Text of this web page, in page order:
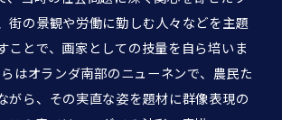
街の景観や労働に勤しむ人々などを主題
ことで、画家としての技量を自ら培いま
はオランダ南部のニューネンで、農民た
がら、その実直な姿を題材に群像表現の